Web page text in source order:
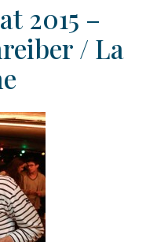
2015 –
/ La